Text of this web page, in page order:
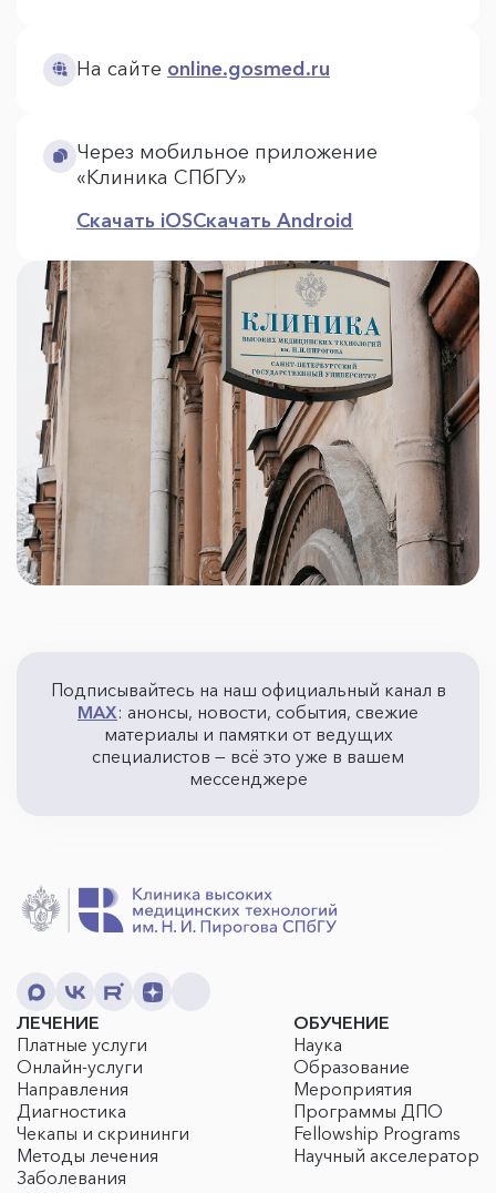
На сайте online.gosmed.ru
Через мобильное приложение
«Клиника СПбГУ»
Скачать iOSСкачать Android
Подписывайтесь на наш официальный канал в
MAX: анонсы, новости, события, свежие
материалы и памятки от ведущих
специалистов — всё это уже в вашем
мессенджере
ЛЕЧЕНИЕ
Платные услуги
Онлайн-услуги
Направления
Диагностика
Чекапы и скрининги
Методы лечения
Заболевания
ОБУЧЕНИЕ
Наука
Образование
Мероприятия
Программы ДПО
Fellowship Programs
Научный акселератор